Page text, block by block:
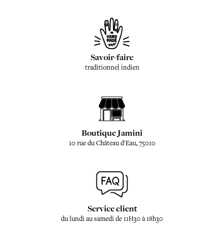
Savoir-faire
traditionnel indien
Boutique Jamini
10 rue du Château d'Eau, 75010
Service client
du lundi au samedi de 11H30 à 18h30